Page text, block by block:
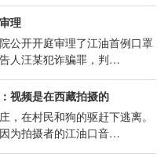
理
公开开庭审理了江油首例口罩
人汪某犯诈骗罪，判…
视频是在西藏拍摄的
，在村民和狗的驱赶下逃离。
为拍摄者的江油口音…